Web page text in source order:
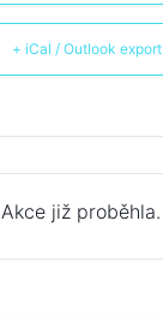
+ iCal / Outlook export
Akce již proběhla.